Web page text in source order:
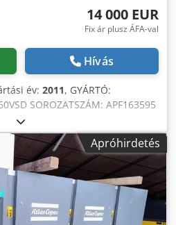
14 000 EUR
Fix ár plusz ÁFA-val
Hívás
év: 2011, GYÁRTÓ:
SOROZATSZÁM: APF163595
186 KAPACITÁS (m3/perc):
NYOMÁS (bar): 10
Apróhirdetés